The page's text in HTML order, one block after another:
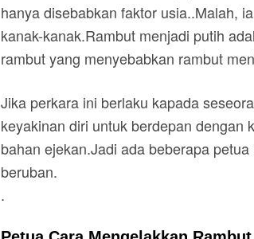
hanya disebabkan faktor usia..Malah,
kanak-kanak.Rambut menjadi putih
rambut yang menyebabkan rambut
Jika perkara ini berlaku kapada
keyakinan diri untuk berdepan dengan
bahan ejekan.Jadi ada beberapa
beruban.
.